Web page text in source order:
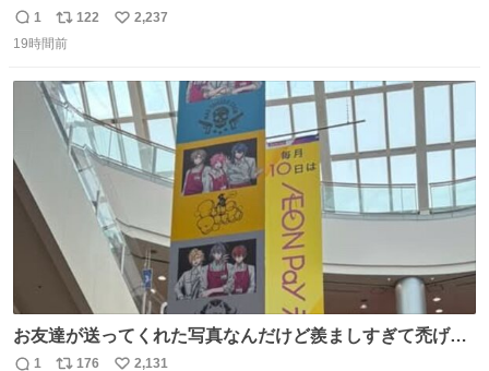
もはや貴族じゃん！
返
信
1
リ
ポ
ト
数
122
い
数
2,237
19時間前
お友達が送ってくれた写真なんだけど羨ましすぎて禿げそ
う 1 176 2,131